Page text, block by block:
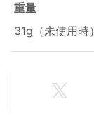
重量
31g（未使用時）